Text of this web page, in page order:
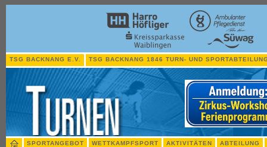
TSG BACKNANG E.V. TSG BACKNANG 1846 TURN- UND
SPORTANGEBOT WETTKAMPFSPORT AKTIVITÄTEN ABTEILUNG